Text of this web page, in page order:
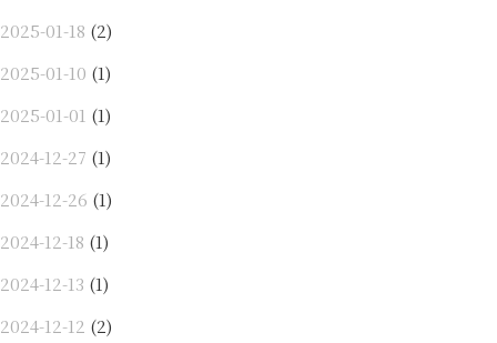
2025-01-18 (2)
2025-01-10 (1)
2025-01-01 (1)
2024-12-27 (1)
2024-12-26 (1)
2024-12-18 (1)
2024-12-13 (1)
2024-12-12 (2)